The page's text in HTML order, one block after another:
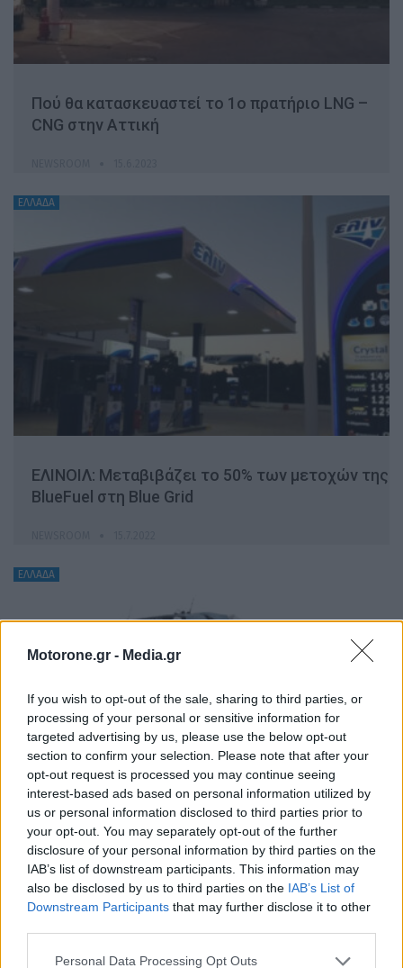
Motorone.gr - Media.gr
If you wish to opt-out of the sale, sharing to third parties, or
processing of your personal or sensitive information for
targeted advertising by us, please use the below opt-out
section to confirm your selection. Please note that after your
opt-out request is processed you may continue seeing
interest-based ads based on personal information utilized by
us or personal information disclosed to third parties prior to
your opt-out. You may separately opt-out of the further
disclosure of your personal information by third parties on the
IAB’s list of downstream participants. This information may
also be disclosed by us to third parties on the IAB’s List of
Downstream Participants that may further disclose it to other
Personal Data Processing Opt Outs
Πού θα κατασκευαστεί το 1ο πρατήριο LNG –
CNG στην Αττική
ΕΛΛΑΔΑ
ΕΛΙΝΟΙΛ: Μεταβιβάζει το 50% των μετοχών της
BlueFuel στη Blue Grid
ΕΛΛΑΔΑ
Τράκτορας Volvo με υγροποιημένο φυσικό
αέριο στην Ελλάδα
NEWSROOM 5.10.2021